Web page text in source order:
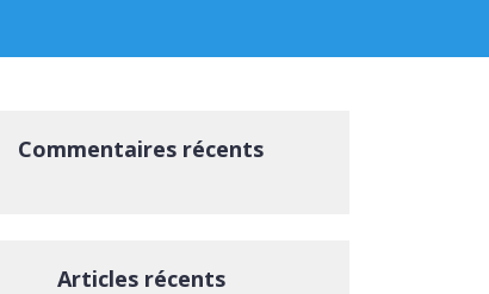
Commentaires récents
Articles récents